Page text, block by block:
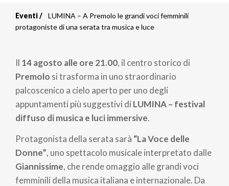
Briciole
pane
Eventi
LUMINA – A Premolo le grandi voci femminili
protagoniste di una serata tra musica e luce
Il 14 agosto alle ore 21.00, il centro storico di
Premolo si trasforma in uno straordinario
palcoscenico a cielo aperto per uno degli
appuntamenti più suggestivi di LUMINA – festival
diffuso di musica e luci immersive.
Protagonista della serata sarà “La Voce delle
Donne”, uno spettacolo musicale interpretato dalle
Giannissime, che rende omaggio alle grandi voci
femminili della musica italiana e internazionale. Da